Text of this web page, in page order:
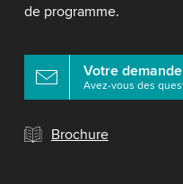
de programme.
Votre demande
Brochure